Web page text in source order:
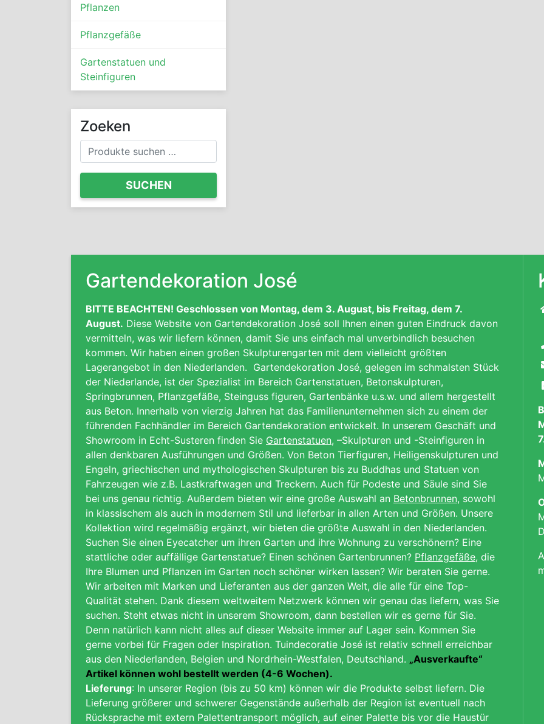
Pflanzen
Pflanzgefäße
Gartenstatuen und
Steinfiguren
Zoeken
Suchen
nach:
SUCHEN
Gartendekoration José
BITTE BEACHTEN! Geschlossen von Montag, dem 3. August, bis Freitag, dem 7.
August. Diese Website von Gartendekoration José soll Ihnen einen guten Eindruck davon
vermitteln, was wir liefern können, damit Sie uns einfach mal unverbindlich besuchen
kommen. Wir haben einen großen Skulpturengarten mit dem vielleicht größten
Lagerangebot in den Niederlanden. Gartendekoration José, gelegen im schmalsten Stück
der Niederlande, ist der Spezialist im Bereich Gartenstatuen, Betonskulpturen,
Springbrunnen, Pflanzgefäße, Steinguss figuren, Gartenbänke u.s.w. und allem hergestellt
aus Beton. Innerhalb von vierzig Jahren hat das Familienunternehmen sich zu einem der
führenden Fachhändler im Bereich Gartendekoration entwickelt. In unserem Geschäft und
Showroom in Echt-Susteren finden Sie Gartenstatuen, –Skulpturen und -Steinfiguren in
allen denkbaren Ausführungen und Größen. Von Beton Tierfiguren, Heiligenskulpturen und
Engeln, griechischen und mythologischen Skulpturen bis zu Buddhas und Statuen von
Fahrzeugen wie z.B. Lastkraftwagen und Treckern. Auch für Podeste und Säule sind Sie
bei uns genau richtig. Außerdem bieten wir eine große Auswahl an Betonbrunnen, sowohl
in klassischem als auch in modernem Stil und lieferbar in allen Arten und Größen. Unsere
Kollektion wird regelmäßig ergänzt, wir bieten die größte Auswahl in den Niederlanden.
Suchen Sie einen Eyecatcher um ihren Garten und ihre Wohnung zu verschönern? Eine
stattliche oder auffällige Gartenstatue? Einen schönen Gartenbrunnen? Pflanzgefäße, die
Ihre Blumen und Pflanzen im Garten noch schöner wirken lassen? Wir beraten Sie gerne.
Wir arbeiten mit Marken und Lieferanten aus der ganzen Welt, die alle für eine Top-
Qualität stehen. Dank diesem weltweitem Netzwerk können wir genau das liefern, was Sie
suchen. Steht etwas nicht in unserem Showroom, dann bestellen wir es gerne für Sie.
Denn natürlich kann nicht alles auf dieser Website immer auf Lager sein. Kommen Sie
gerne vorbei für Fragen oder Inspiration. Tuindecoratie José ist relativ schnell erreichbar
aus den Niederlanden, Belgien und Nordrhein-Westfalen, Deutschland. „Ausverkaufte“
Artikel können wohl bestellt werden (4-6 Wochen).
Lieferung: In unserer Region (bis zu 50 km) können wir die Produkte selbst liefern. Die
Lieferung größerer und schwerer Gegenstände außerhalb der Region ist eventuell nach
Rücksprache mit extern Palettentransport möglich, auf einer Palette bis vor die Haustür